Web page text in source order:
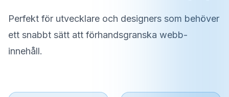
Perfekt för utvecklare och designers som behöver
ett snabbt sätt att förhandsgranska webb-
innehåll.